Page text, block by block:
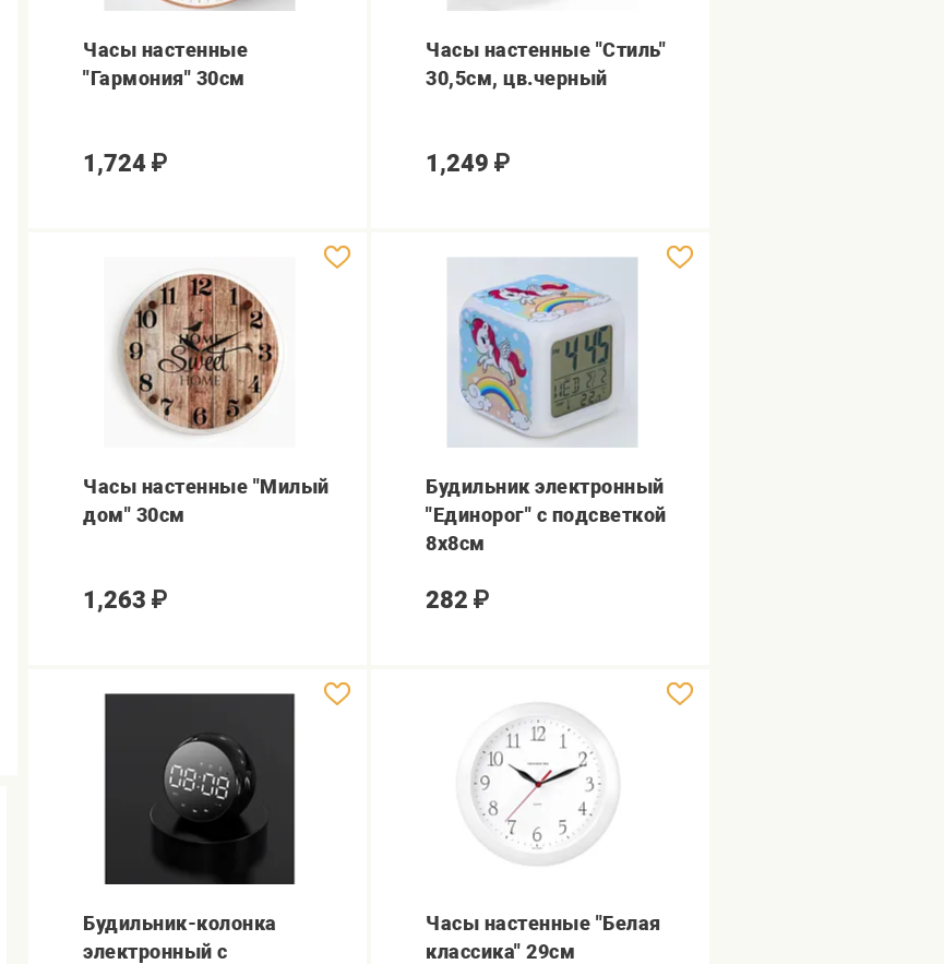
Часы настенные
"Гармония" 30см
1,724 ₽
Часы настенные "Стиль"
30,5см, цв.черный
1,249 ₽
Часы настенные "Милый
дом" 30см
1,263 ₽
Будильник электронный
"Единорог" с подсветкой
8х8см
282 ₽
Будильник-колонка
электронный с
Часы настенные "Белая
классика" 29см